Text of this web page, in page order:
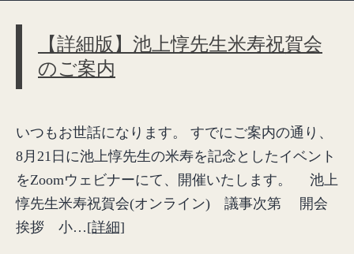
【詳細版】池上惇先生米寿祝賀会
のご案内
いつもお世話になります。 すでにご案内の通り、
8月21日に池上惇先生の米寿を記念としたイベント
をZoomウェビナーにて、開催いたします。 池上
惇先生米寿祝賀会(オンライン) 議事次第 開会
挨拶 小…[詳細]